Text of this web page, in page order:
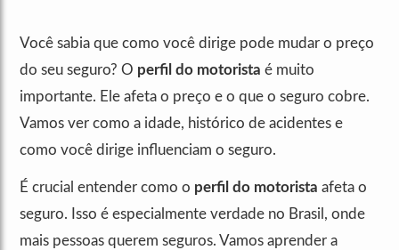
Você sabia que como você dirige pode mudar o preço
do seu seguro? O perfil do motorista é muito
importante. Ele afeta o preço e o que o seguro cobre.
Vamos ver como a idade, histórico de acidentes e
como você dirige influenciam o seguro.
É crucial entender como o perfil do motorista afeta o
seguro. Isso é especialmente verdade no Brasil, onde
mais pessoas querem seguros. Vamos aprender a